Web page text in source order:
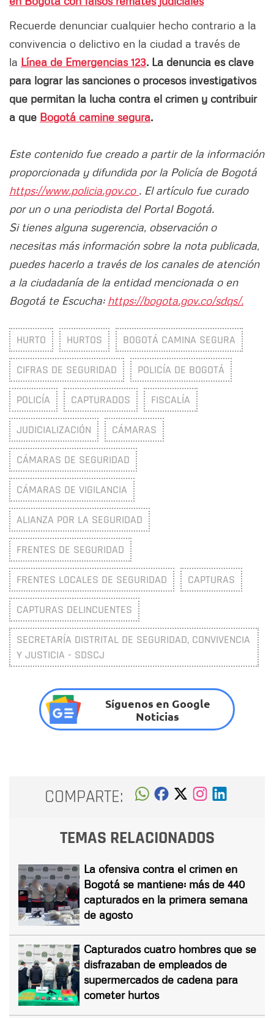
Recuerde denunciar cualquier hecho contrario a la
convivencia o delictivo en la ciudad a través de
la Línea de Emergencias 123. La denuncia es clave
para lograr las sanciones o procesos investigativos
que permitan la lucha contra el crimen y contribuir
a que Bogotá camine segura.
Este contenido fue creado a partir de la información
proporcionada y difundida por la Policía de Bogotá
https://www.policia.gov.co . El artículo fue curado
por un o una periodista del Portal Bogotá.
Si tienes alguna sugerencia, observación o
necesitas más información sobre la nota publicada,
puedes hacerlo a través de los canales de atención
a la ciudadanía de la entidad mencionada o en
Bogotá te Escucha: https://bogota.gov.co/sdqs/.
HURTO HURTOS BOGOTÁ CAMINA SEGURA
CIFRAS DE SEGURIDAD POLICÍA DE BOGOTÁ
POLICÍA CAPTURADOS FISCALÍA
JUDICIALIZACIÓN CÁMARAS
CÁMARAS DE SEGURIDAD
CÁMARAS DE VIGILANCIA
ALIANZA POR LA SEGURIDAD
FRENTES DE SEGURIDAD
FRENTES LOCALES DE SEGURIDAD CAPTURAS
CAPTURAS DELINCUENTES
SECRETARÍA DISTRITAL DE SEGURIDAD, CONVIVENCIA
Y JUSTICIA - SDSCJ
Síguenos en Google
Noticias
COMPARTE:
TEMAS RELACIONADOS
La ofensiva contra el crimen en
Bogotá se mantiene: más de 440
capturados en la primera semana
de agosto
Capturados cuatro hombres que se
disfrazaban de empleados de
supermercados de cadena para
cometer hurtos